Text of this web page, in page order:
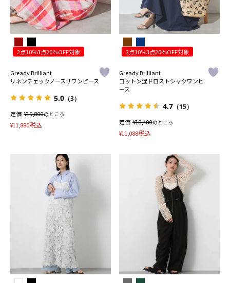
2点10％3点20％OFF対象
Gready Brilliant
リネンチェックノースリワンピース
5.0 （3）
定価 ¥19,800のところ
¥11,880税込
2点10％3点20％OFF対象
Gready Brilliant
コットン混ドロストシャツワンピ
ース
4.7 （15）
定価 ¥18,480のところ
¥11,088税込